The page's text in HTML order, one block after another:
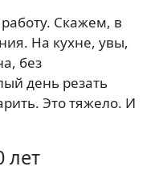
Скажем, в
На кухне, увы,
без
день резать
Это тяжело. И
лет